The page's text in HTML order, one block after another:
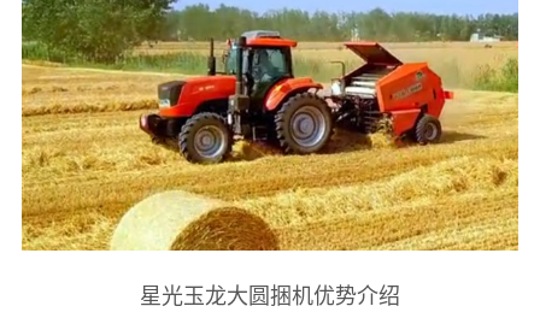
星光玉龙大圆捆机优势介绍